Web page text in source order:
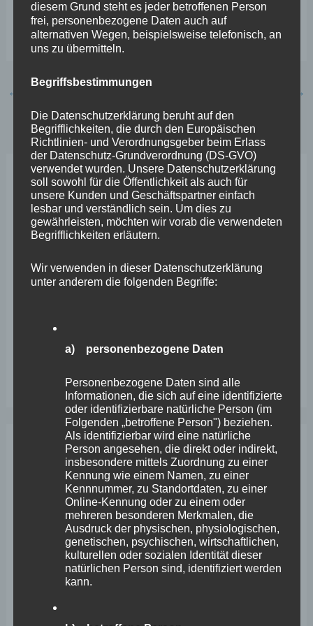
dies dürfen wir nicht sterben lassen aufgrund eines
einzigen Einkaufstempels“, betont Stephan Wefelscheid.
← Vorheriger Beitrag →
Neueste Beiträge
Wefelscheid lehnt Verfassungsänderung ab
Sanierung des Sportplatzes
Wefelscheid besichtigt Fort Konstantin
April 2026
März 2026
Februar 2026
Januar 2026
diesem Grund steht es jeder betroffenen Person
frei, personenbezogene Daten auch auf
alternativen Wegen, beispielsweise telefonisch, an
uns zu übermitteln.
Begriffsbestimmungen
Die Datenschutzerklärung beruht auf den
Begrifflichkeiten, die durch den Europäischen
Richtlinien- und Verordnungsgeber beim Erlass
der Datenschutz-Grundverordnung (DS-GVO)
verwendet wurden. Unsere Datenschutzerklärung
soll sowohl für die Öffentlichkeit als auch für
unsere Kunden und Geschäftspartner einfach
lesbar und verständlich sein. Um dies zu
gewährleisten, möchten wir vorab die verwendeten
Begrifflichkeiten erläutern.
Wir verwenden in dieser Datenschutzerklärung
unter anderem die folgenden Begriffe:
a) personenbezogene Daten
Personenbezogene Daten sind alle
Informationen, die sich auf eine identifizierte
oder identifizierbare natürliche Person (im
Folgenden „betroffene Person") beziehen.
Als identifizierbar wird eine natürliche
Person angesehen, die direkt oder indirekt,
insbesondere mittels Zuordnung zu einer
Kennung wie einem Namen, zu einer
Kennnummer, zu Standortdaten, zu einer
Online-Kennung oder zu einem oder
mehreren besonderen Merkmalen, die
Ausdruck der physischen, physiologischen,
genetischen, psychischen, wirtschaftlichen,
kulturellen oder sozialen Identität dieser
natürlichen Person sind, identifiziert werden
kann.